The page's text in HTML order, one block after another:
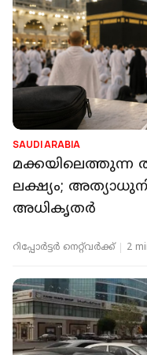
SAUDI ARABIA
മക്കയിലെത്തുന്ന
ലക്ഷ്യം;
അധികൃതർ
റിപ്പോർട്ടർ നെറ്റ്‌വര്‍ക്ക്‌ 2